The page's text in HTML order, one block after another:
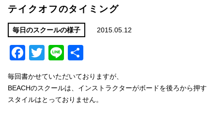
一松海岸波情報
サイズ
ムネカタ前後
状態
ややザワ
テイクオフのタイミング
毎日のスクールの様子 2015.05.12
Facebook
Twitter
Line
毎回書かせていただいておりますが、
BEACHのスクールは、インストラクターがボードを後ろから押す
スタイルはとっておりません。